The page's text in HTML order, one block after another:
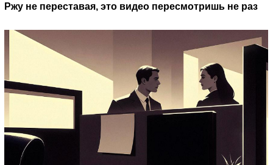
Ржу не переставая, это видео пересмотришь не раз